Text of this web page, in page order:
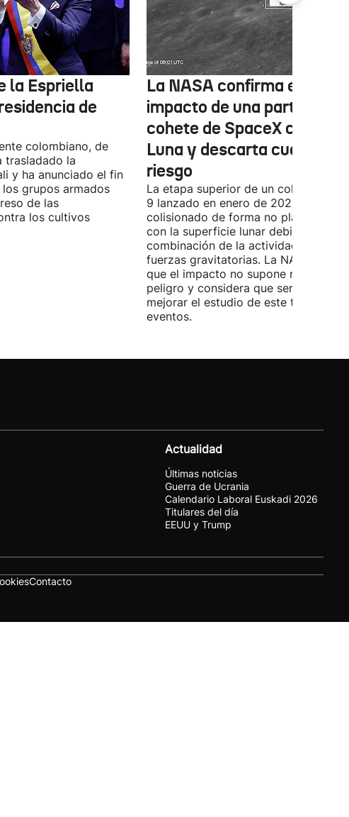
la Espriella
de
colombiano, de
trasladado la
y ha anunciado el fin
grupos armados
de las
los cultivos
La NASA confirma el
impacto de una parte de un
cohete de SpaceX contra
Luna y descarta cualquier
riesgo
La etapa superior de un cohete
9 lanzado en enero de 2025 ha
colisionado de forma no planificada
con la superficie lunar debido a una
combinación de la actividad solar y
fuerzas gravitatorias. La NASA
que el impacto no supone ningún
peligro y considera que servirá para
mejorar el estudio de este tipo de
eventos.
Actualidad
Últimas noticias
Guerra de Ucrania
Calendario Laboral Euskadi 2026
Titulares del día
EEUU y Trump
Contacto